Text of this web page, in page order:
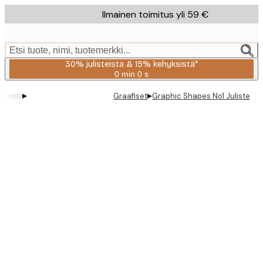
to
content.
Ilmainen toimitus yli 59 €
Etsi tuote, nimi, tuotemerkki...
30% julisteista & 15% kehyksistä*
0 min 0 s
Voimassa
2026-
▸ Graafiset▸Graphic Shapes No1 Juliste